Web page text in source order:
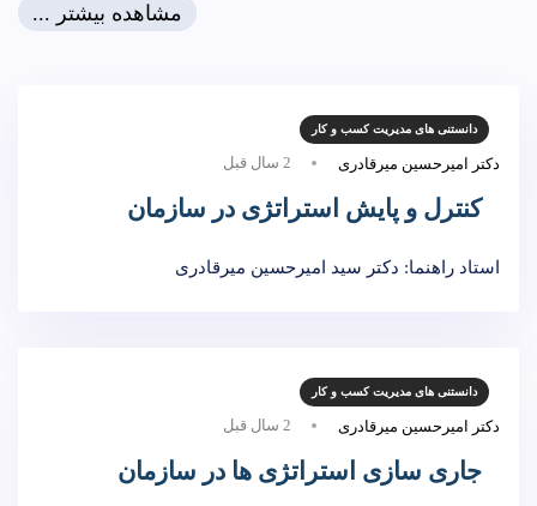
مشاهده بیشتر ...
دانستنی های مدیریت کسب و کار
دکتر امیرحسین میرقادری 2 سال قبل
کنترل و پایش استراتژی در سازمان
استاد راهنما: دکتر سید امیرحسین میرقادری
دانستنی های مدیریت کسب و کار
دکتر امیرحسین میرقادری 2 سال قبل
جاری سازی استراتژی ها در سازمان